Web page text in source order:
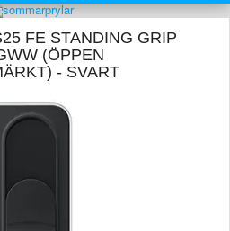
FE STANDING GRIP
(ÖPPEN
- SVART